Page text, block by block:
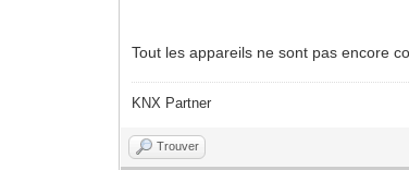
Tout les appareils ne sont pas encore
KNX Partner
Trouver